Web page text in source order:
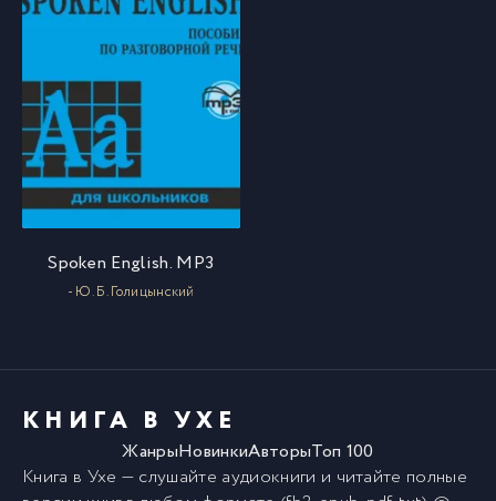
Spoken English. МР3
- Ю. Б. Голицынский
КНИГА В УХЕ
ЖанрыНовинкиАвторыТоп 100
Книга в Ухе — слушайте аудиокниги и читайте полные